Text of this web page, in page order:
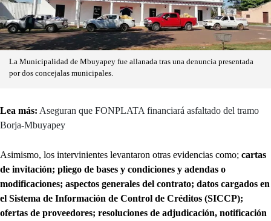
La Municipalidad de Mbuyapey fue allanada tras una denuncia presentada
por dos concejalas municipales.
Lea más: Aseguran que FONPLATA financiará asfaltado del tramo
Borja-Mbuyapey
Asimismo, los intervinientes levantaron otras evidencias como; cartas
de invitación; pliego de bases y condiciones y adendas o
modificaciones; aspectos generales del contrato; datos cargados en
el Sistema de Información de Control de Créditos (SICCP);
ofertas de proveedores; resoluciones de adjudicación, notificación